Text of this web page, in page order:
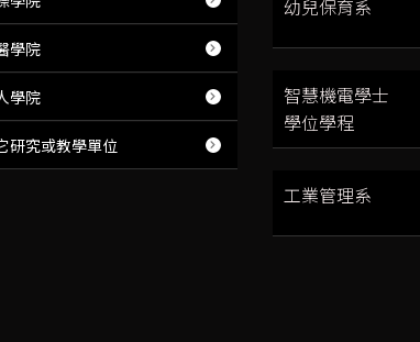
學院
學院
研究或教學單位
幼兒保育系
智慧機電學士
學位學程
工業管理系